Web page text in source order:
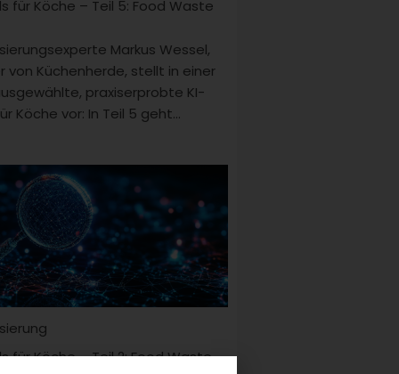
für Köche – Teil 5: Food Waste
Markus Wessel,
von Küchenherde, stellt in einer
praxiserprobte KI-
Köche vor: In Teil 5 geht...
für Köche – Teil 2: Food Waste